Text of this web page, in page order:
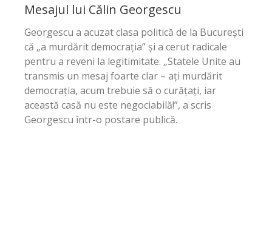
Mesajul lui Călin Georgescu
Georgescu a acuzat clasa politică de la București
că „a murdărit democrația” și a cerut radicale
pentru a reveni la legitimitate. „Statele Unite au
transmis un mesaj foarte clar – ați murdărit
democrația, acum trebuie să o curățați, iar
această casă nu este negociabilă!”, a scris
Georgescu într-o postare publică.